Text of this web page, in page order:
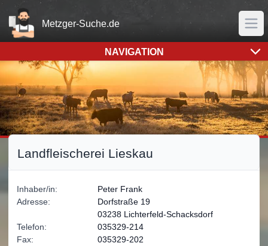
Home
Metzger-Suche.de
NAVIGATION
Sämtliche Bilder- und Logorechte liegen bei der Metzgerei
Landfleischerei Lieskau
Inhaber/in: Peter Frank
Adresse:
Dorfstraße 19
03238 Lichterfeld-Schacksdorf
Telefon:
035329-214
Fax:
035329-202